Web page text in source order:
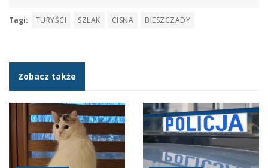
Tagi: TURYŚCI SZLAK CISNA BIESZCZADY
Zobacz także